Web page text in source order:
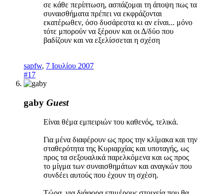
σε κάθε περίπτωση, ασπάζομαι τη άποψη πως τα
συναισθήματα πρέπει να εκφράζονται
εκατέρωθεν, όσο δυσάρεστα κι αν είναι... μόνο
τότε μπορούν να ξέρουν και οι Δ/δύο που
βαδίζουν και να εξελίσσεται η σχέση
sapfw, 7 Ιουλίου 2007
#17
gaby Guest
Είναι θέμα εμπειριών του καθενός, τελικά.
Για μένα διαφέρουν ως προς την κλίμακα και την
σταθερότητα της Κυριαρχίας και υποταγής, ως
προς τα σεξουαλικά παρελκόμενα και ως προς
το μίγμα των συναισθημάτων και αναγκών που
συνδέει αυτούς που έχουν τη σχέση.